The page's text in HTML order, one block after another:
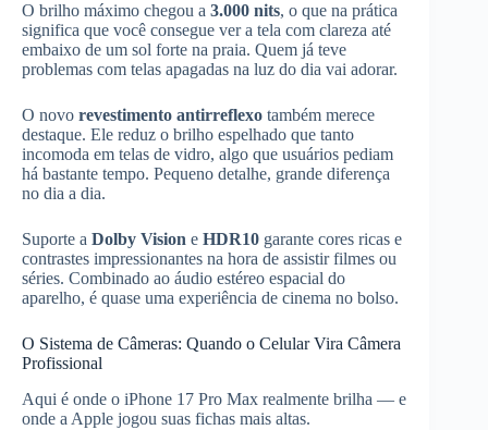
O brilho máximo chegou a 3.000 nits, o que na prática
significa que você consegue ver a tela com clareza até
embaixo de um sol forte na praia. Quem já teve
problemas com telas apagadas na luz do dia vai adorar.
O novo revestimento antirreflexo também merece
destaque. Ele reduz o brilho espelhado que tanto
incomoda em telas de vidro, algo que usuários pediam
há bastante tempo. Pequeno detalhe, grande diferença
no dia a dia.
Suporte a Dolby Vision e HDR10 garante cores ricas e
contrastes impressionantes na hora de assistir filmes ou
séries. Combinado ao áudio estéreo espacial do
aparelho, é quase uma experiência de cinema no bolso.
O Sistema de Câmeras: Quando o Celular Vira Câmera
Profissional
Aqui é onde o iPhone 17 Pro Max realmente brilha — e
onde a Apple jogou suas fichas mais altas.